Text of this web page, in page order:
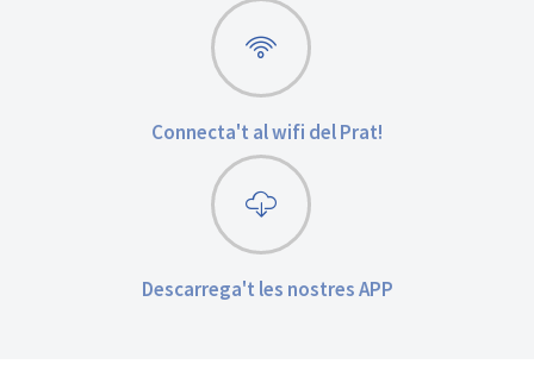
Connecta't al wifi del Prat!
Descarrega't les nostres APP